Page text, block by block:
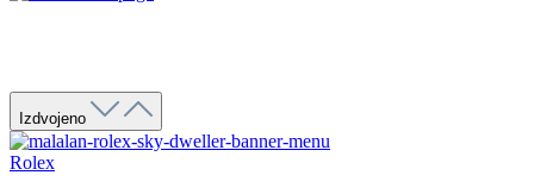
Izdvojeno
Rolex